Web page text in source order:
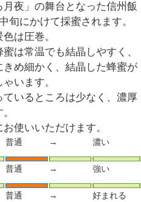
夜」の舞台となった信州飯
旬にかけて採蜜されます。
は圧巻。
は常温でも結晶しやすく、
め細かく、結晶した蜂蜜が
います。
いるところは少なく、濃厚
使いいただけます。
普通 → 濃い
普通 → 強い
普通 → 好まれる